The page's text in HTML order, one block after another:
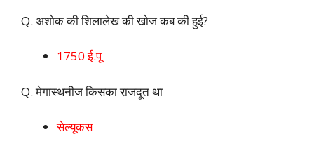
Q. अशोक की शिलालेख की खोज कब की हुई?
1750 ई.पू
Q. मेगास्थनीज किसका राजदूत था
सेल्यूकस